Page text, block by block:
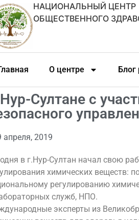
НАЦИОНАЛЬНЫЙ ЦЕНТР
ОБЩЕСТВЕННОГО
О центре Блог
Султане с
апреля, 2019
в г.Нур-Султан начал свою
химических веществ:
регулированию
служб, НПО.
эксперты из